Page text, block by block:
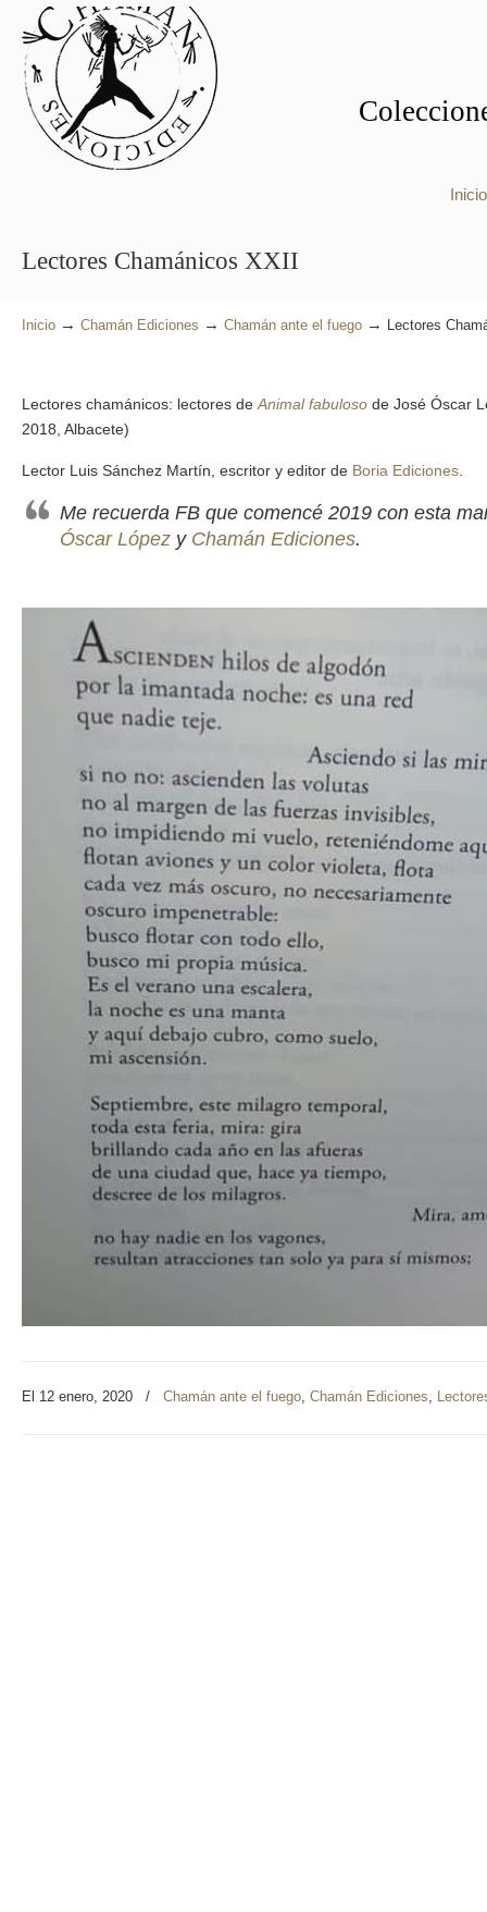
Inicio
Lectores Chamánicos XXII
Inicio → Chamán Ediciones → Chamán ante el fuego → Lectores
Lectores chamánicos: lectores de Animal fabuloso de José Óscar
2018, Albacete)
Lector Luis Sánchez Martín, escritor y editor de Boria Ediciones
Me recuerda FB que comencé 2019 con esta
Óscar López y Chamán Ediciones.
El 12 enero, 2020 / Chamán ante el fuego Chamán Ediciones